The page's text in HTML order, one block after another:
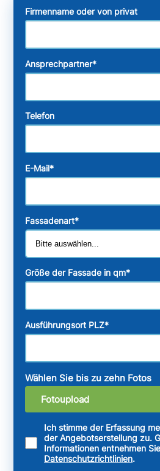
Firmenname oder von privat
Ansprechpartner*
Telefon
E-Mail*
Fassadenart*
Größe der Fassade in qm*
Ausführungsort PLZ*
Wählen Sie bis zu zehn Fotos
Fotoupload
Ich stimme der Erfassung
der Angebotserstellung zu.
Informationen entnehmen
Datenschutzrichtlinien.